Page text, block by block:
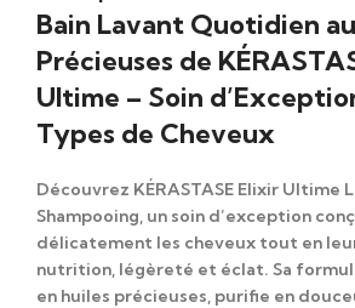
Bain Lavant Quotidien
Précieuses de
Ultime – Soin
Types de Cheveux
Découvrez KÉRASTASE Elixir Ultime
Shampooing , un soin d’exception
délicatement les cheveux tout en
nutrition, légèreté et éclat. Sa
en huiles précieuses, purifie en